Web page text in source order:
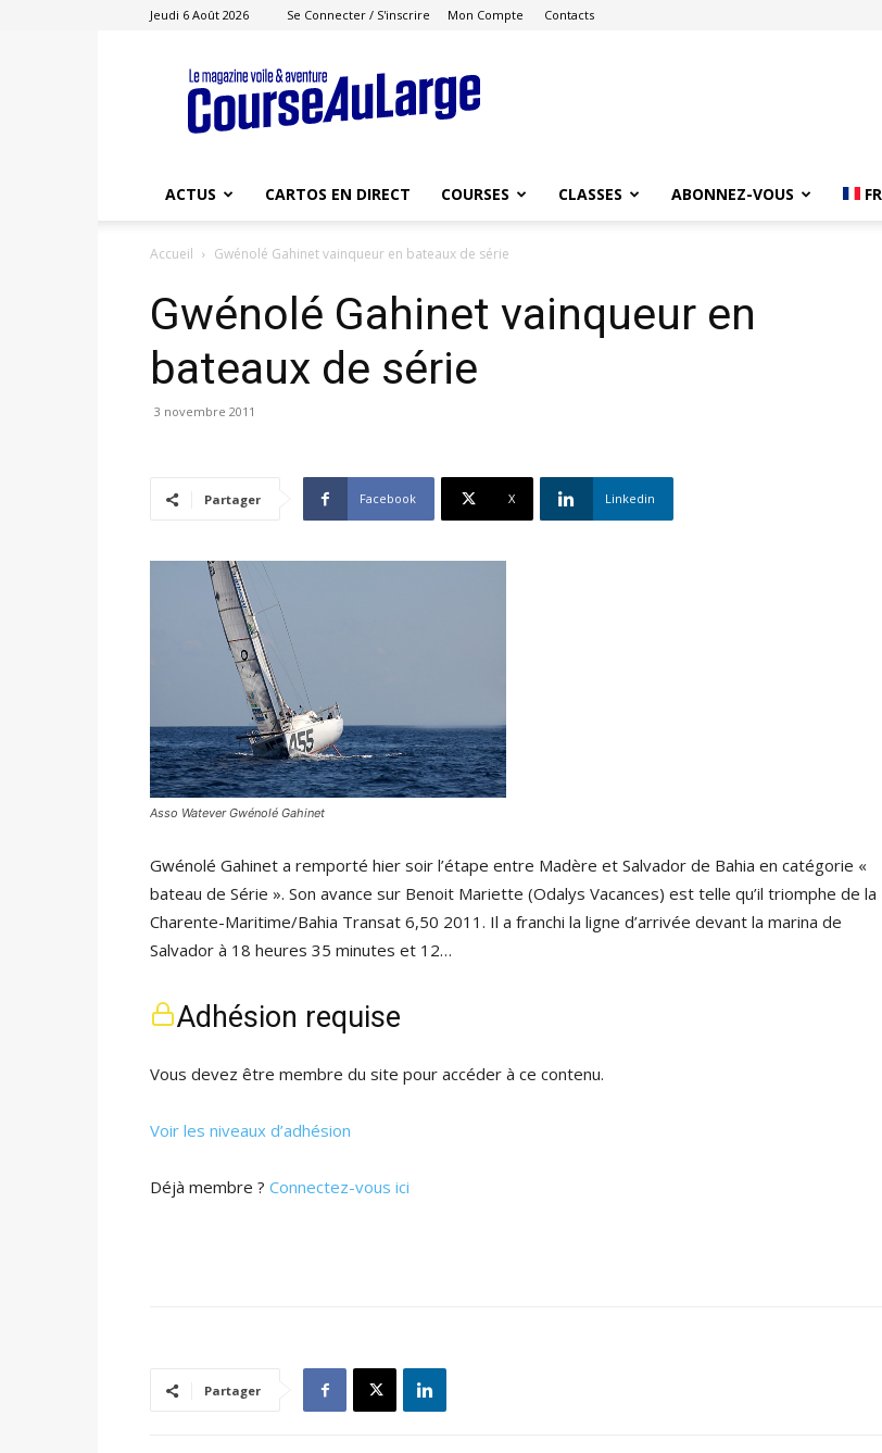
Jeudi 6 Août 2026 Se Connecter / S'inscrire Mon Compte Contacts
Course
au
Large
ACTUS CARTOS EN DIRECT COURSES CLASSES ABONNEZ-VOUS FR
Accueil Gwénolé Gahinet vainqueur en bateaux de série
Gwénolé Gahinet vainqueur en
bateaux de série
3 novembre 2011
Partager Facebook X Linkedin
Asso Watever Gwénolé Gahinet
Gwénolé Gahinet a remporté hier soir l’étape entre Madère et Salvador de Bahia en catégorie «
bateau de Série ». Son avance sur Benoit Mariette (Odalys Vacances) est telle qu’il triomphe de la
Charente-Maritime/Bahia Transat 6,50 2011. Il a franchi la ligne d’arrivée devant la marina de
Salvador à 18 heures 35 minutes et 12…
Adhésion requise
Vous devez être membre du site pour accéder à ce contenu.
Voir les niveaux d’adhésion
Déjà membre ? Connectez-vous ici
Partager